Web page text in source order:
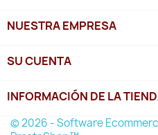
NUESTRA EMPRESA
SU CUENTA
INFORMACIÓN DE LA
© 2026 - Software